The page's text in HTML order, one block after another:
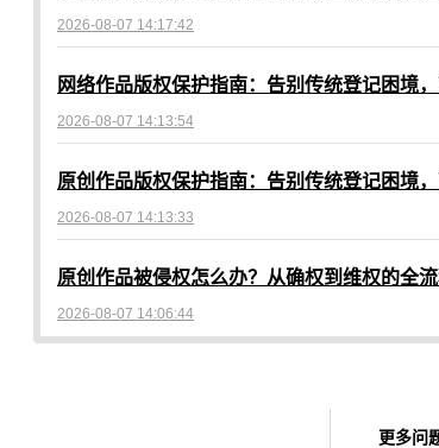
2026-08-07 14:17:42
2026-08-07 14:13:54
2026-08-07 14:13:33
原创作品被侵权怎么办？从确权到维权的全
2026-08-07 14:06:44
更多问